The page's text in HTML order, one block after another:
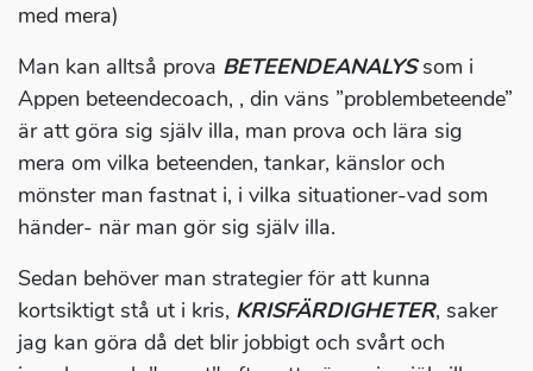
med mera)
Man kan alltså prova BETEENDEANALYSsom i
Appen beteendecoach, , din väns ”problembeteende”
är att göra sig själv illa, man prova och lära sig
mera om vilka beteenden, tankar, känslor och
mönster man fastnat i, i vilka situationer-vad som
händer- när man gör sig själv illa.
Sedan behöver man strategier för att kunna
kortsiktigt stå ut i kris, KRISFÄRDIGHETER, saker
jag kan göra då det blir jobbigt och svårt och